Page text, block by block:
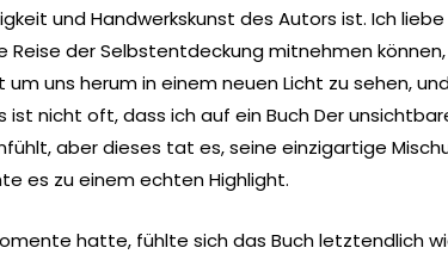
und Handwerkskunst des Autors ist. Ich
Reise der Selbstentdeckung mitnehmen
uns herum in einem neuen Licht zu sehen,
ist nicht oft, dass ich auf ein Buch Der
aber dieses tat es, seine einzigartige
es zu einem echten Highlight.
hatte, fühlte sich das Buch letztendlich